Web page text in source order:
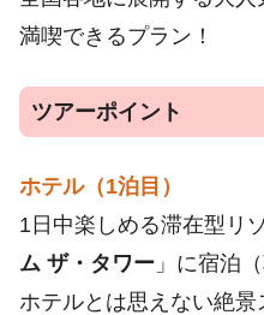
満喫できるプラン！
ツアーポイント
ホテル（1泊目）
1日中楽しめる滞在型リ
ム ザ・タワー 」に宿泊
ホテルとは思えない絶